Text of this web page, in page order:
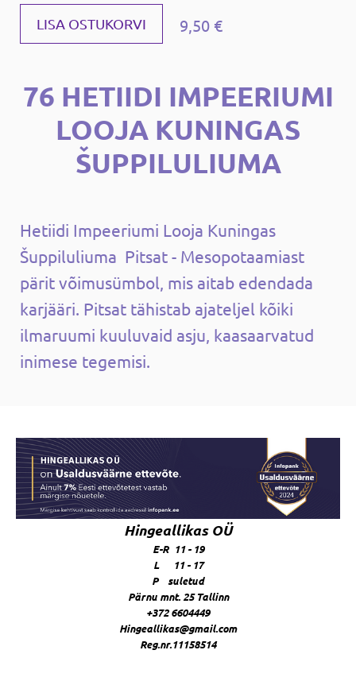
LISA OSTUKORVI 9,50 €
76 HETIIDI IMPEERIUMI
LOOJA KUNINGAS
ŠUPPILULIUMA
Hetiidi Impeeriumi Looja Kuningas
Šuppiluliuma Pitsat - Mesopotaamiast
pärit võimusümbol, mis aitab edendada
karjääri. Pitsat tähistab ajateljel kõiki
ilmaruumi kuuluvaid asju, kaasaarvatud
inimese tegemisi.
Hingeallikas OÜ
E-R 11 - 19
L 11 - 17
P suletud
Pärnu mnt. 25 Tallinn
+372 6604449
Hingeallikas@gmail.com
Reg.nr.11158514